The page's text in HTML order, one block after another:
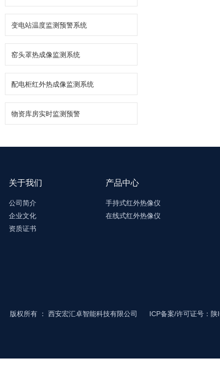
变电站温度监测预警系统
窑头罩热成像监测系统
配电柜红外热成像监测系统
物资库房实时监测预警
关于我们
公司简介
企业文化
资质证书
产品中心
手持式红外热像仪
在线式红外热像仪
版权所有 ： 西安宏汇卓智能科技有限公司 ICP备案/许可证号：